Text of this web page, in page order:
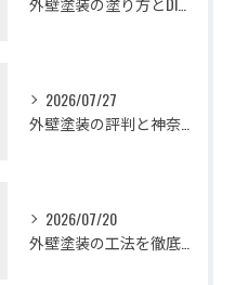
2026/07/27
2026/07/20